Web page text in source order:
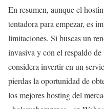
En resumen, aunque el
tentadora para empezar, es
limitaciones. Si buscas un
invasiva y con el respaldo
considera invertir en un
pierdas la oportunidad de
los mejores hosting del